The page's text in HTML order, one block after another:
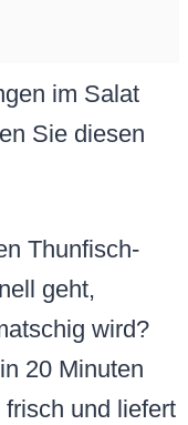
im Salat
Sie diesen
Thunfisch-
geht,
wird?
20 Minuten
und liefert